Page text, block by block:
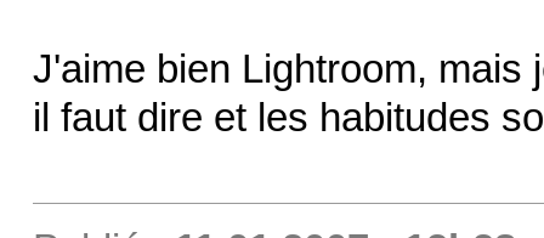
J'aime bien Lightroom, mais
il faut dire et les habitudes